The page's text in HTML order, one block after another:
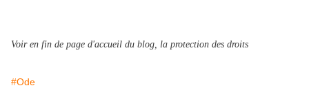
Voir en fin de page d'accueil du blog, la protection des droits
#Ode